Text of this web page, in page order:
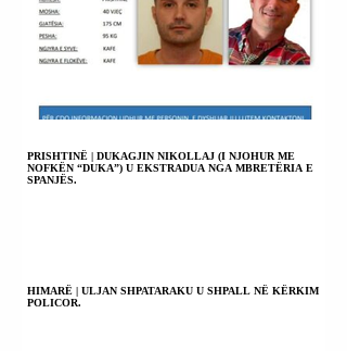
PRISHTINË | DUKAGJIN NIKOLLAJ (I NJOHUR ME
NOFKËN “DUKA”) U EKSTRADUA NGA MBRETËRIA E
SPANJËS.
HIMARË | ULJAN SHPATARAKU U SHPALL NË KËRKIM
POLICOR.